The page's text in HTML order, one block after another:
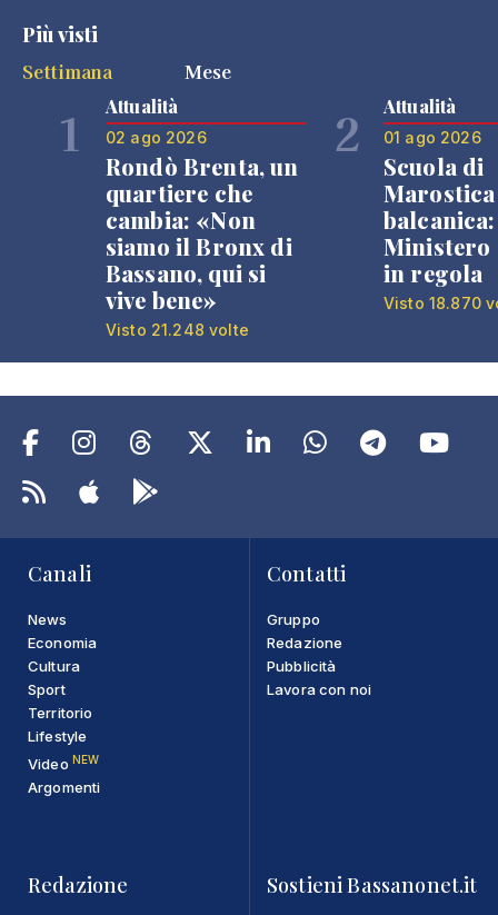
Più visti
Settimana
Mese
1 Attualità
02 ago 2026
Rondò Brenta, un
quartiere che
cambia: «Non
siamo il Bronx di
Bassano, qui si
vive bene»
Visto 21.248 volte
2 Attualità
01 ago 2026
Scuola di
Ministero
in regola
Visto 18.870
Canali
News
Economia
Cultura
Sport
Territorio
Lifestyle
Video NEW
Argomenti
Contatti
Gruppo
Redazione
Pubblicità
Lavora con noi
Redazione Sostieni Bassanonet.it